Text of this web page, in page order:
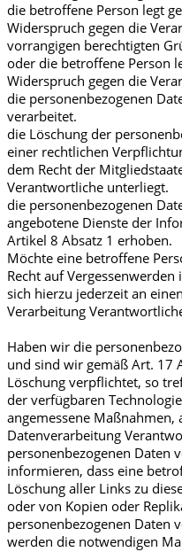
die betroffene Person legt
Widerspruch gegen die
vorrangigen berechtigten
oder die betroffene Person
Widerspruch gegen die
die personenbezogenen
verarbeitet.
die Löschung der
einer rechtlichen
dem Recht der
Verantwortliche unterliegt.
die personenbezogenen
angebotene Dienste der
Artikel 8 Absatz 1 erhoben.
Möchte eine betroffene
Recht auf
sich hierzu jederzeit an
Verarbeitung
Haben wir die
und sind wir gemäß Art. 17
Löschung verpflichtet, so
der verfügbaren
angemessene
Datenverarbeitung
personenbezogenen Daten
informieren, dass eine
Löschung aller Links zu
oder von Kopien oder
personenbezogenen Daten
werden die notwendigen